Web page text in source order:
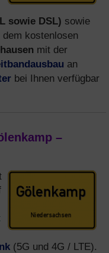
sowie DSL) sowie
kostenlosen
mit der
an
bei Ihnen verfügbar
–
(5G und 4G / LTE).